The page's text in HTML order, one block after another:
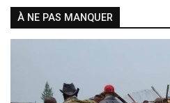
À NE PAS MANQUER